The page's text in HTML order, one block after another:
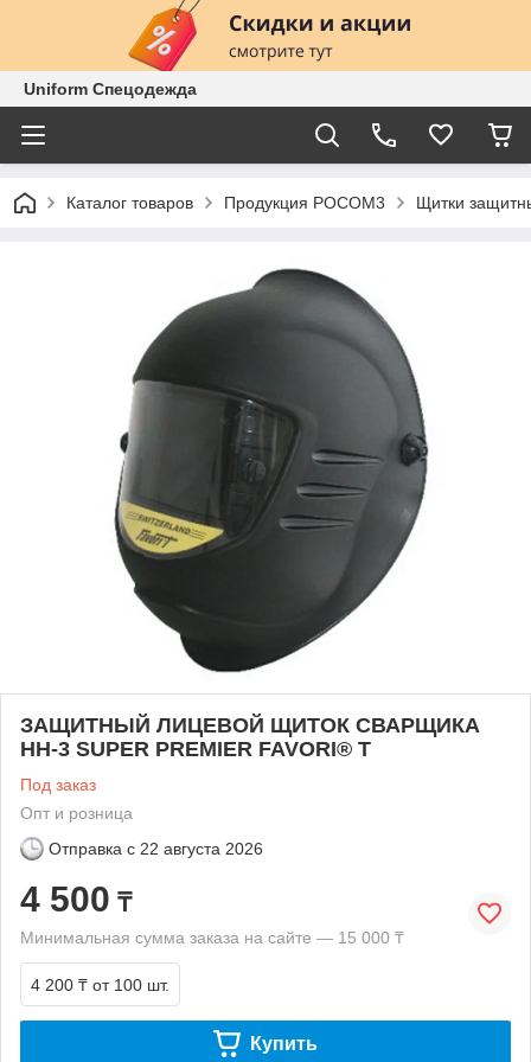
Uniform Спецодежда
Каталог товаров Продукция РОСОМ3 Щитки
ЗАЩИТНЫЙ ЛИЦЕВОЙ ЩИТОК СВАРЩИКА
НН-3 SUPER PREMIER FAVORI® T
Под заказ
Опт и розница
Отправка с 22 августа 2026
4 500 ₸
Минимальная сумма заказа на сайте — 15 000 ₸
4 200 ₸ от 100 шт.
Купить